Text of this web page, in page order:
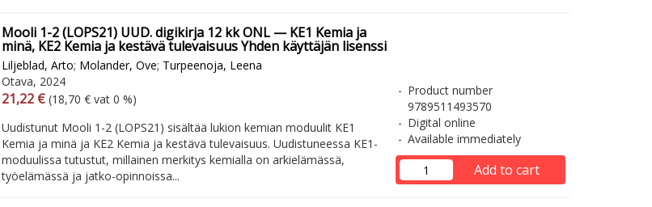
Mooli 1-2 (LOPS21) UUD. digikirja 12 kk ONL — KE1 Kemia ja
minä, KE2 Kemia ja kestävä tulevaisuus Yhden käyttäjän lisenssi
Liljeblad, Arto; Molander, Ove; Turpeenoja, Leena
Otava, 2024
Arvonlisäverollinen hinta
21,22 € Excl. vat
(18,70 € vat 0 %)
Uudistunut Mooli 1-2 (LOPS21) sisältää lukion kemian moduulit KE1
Kemia ja minä ja KE2 Kemia ja kestävä tulevaisuus. Uudistuneessa KE1-
moduulissa tutustut, millainen merkitys kemialla on arkielämässä,
työelämässä ja jatko-opinnoissa...
Product number
9789511493570
Digital online
Available immediately
Add to cart